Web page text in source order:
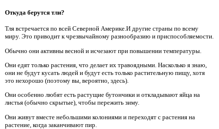
Откуда берутся тли?
Тля встречается по всей Северной Америке.И другие страны по всему
миру. Это приводит к чрезвычайному разнообразию и приспособляемости.
Обычно они активны весной и исчезают при повышении температуры.
Они едят только растения, что делает их травоядными. Насколько я знаю,
они не будут кусать людей и будут есть только растительную пищу, хотя
это нехорошо (поэтому вы, вероятно, здесь).
Они особенно любят есть растущие бутончики и откладывают яйца на
листья (обычно скрытые), чтобы пережить зиму.
Они живут вместе небольшими колониями и переходят с растения на
растение, когда заканчивают пир.